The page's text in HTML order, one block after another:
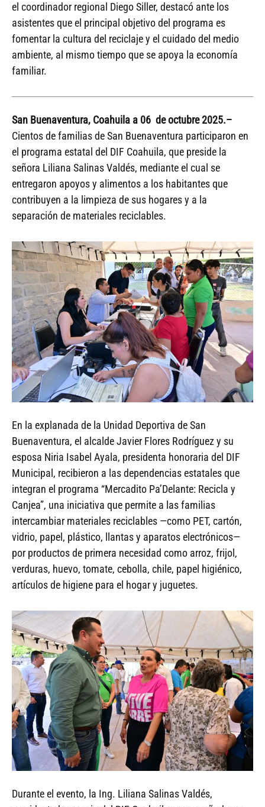
el coordinador regional Diego Siller, destacó ante los
asistentes que el principal objetivo del programa es
fomentar la cultura del reciclaje y el cuidado del medio
ambiente, al mismo tiempo que se apoya la economía
familiar.
San Buenaventura, Coahuila a 06 de octubre 2025.–
Cientos de familias de San Buenaventura participaron en
el programa estatal del DIF Coahuila, que preside la
señora Liliana Salinas Valdés, mediante el cual se
entregaron apoyos y alimentos a los habitantes que
contribuyen a la limpieza de sus hogares y a la
separación de materiales reciclables.
En la explanada de la Unidad Deportiva de San
Buenaventura, el alcalde Javier Flores Rodríguez y su
esposa Niria Isabel Ayala, presidenta honoraria del DIF
Municipal, recibieron a las dependencias estatales que
integran el programa “Mercadito Pa’Delante: Recicla y
Canjea”, una iniciativa que permite a las familias
intercambiar materiales reciclables —como PET, cartón,
vidrio, papel, plástico, llantas y aparatos electrónicos—
por productos de primera necesidad como arroz, frijol,
verduras, huevo, tomate, cebolla, chile, papel higiénico,
artículos de higiene para el hogar y juguetes.
Durante el evento, la Ing. Liliana Salinas Valdés,